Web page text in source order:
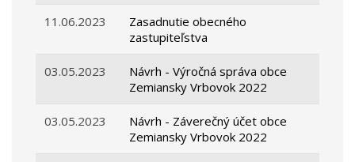
11.06.2023
Zasadnutie obecného
zastupiteľstva
03.05.2023
Návrh - Výročná správa obce
Zemiansky Vrbovok 2022
03.05.2023
Návrh - Záverečný účet obce
Zemiansky Vrbovok 2022